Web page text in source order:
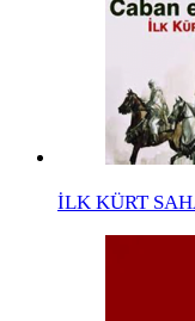
İLK KÜRT